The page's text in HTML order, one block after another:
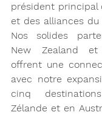
président principal
et des alliances du
Nos solides
New Zealand et
offrent une
avec notre
cinq
Zélande et en